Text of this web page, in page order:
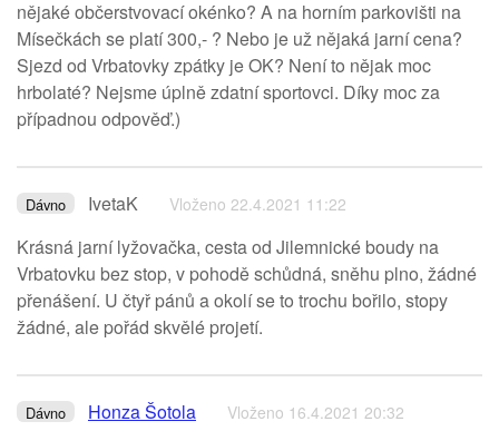
nějaké občerstvovací okénko? A na horním parkovišti na
Mísečkách se platí 300,- ? Nebo je už nějaká jarní cena?
Sjezd od Vrbatovky zpátky je OK? Není to nějak moc
hrbolaté? Nejsme úplně zdatní sportovci. Díky moc za
případnou odpověď.)
Dávno IvetaK Vloženo 22.4.2021 11:22
Krásná jarní lyžovačka, cesta od Jilemnické boudy na
Vrbatovku bez stop, v pohodě schůdná, sněhu plno, žádné
přenášení. U čtyř pánů a okolí se to trochu bořilo, stopy
žádné, ale pořád skvělé projetí.
Dávno Honza Šotola Vloženo 16.4.2021 20:32